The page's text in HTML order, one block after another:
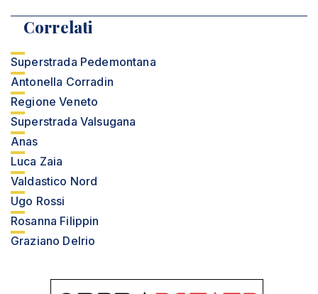
Correlati
Superstrada Pedemontana
Antonella Corradin
Regione Veneto
Superstrada Valsugana
Anas
Luca Zaia
Valdastico Nord
Ugo Rossi
Rosanna Filippin
Graziano Delrio